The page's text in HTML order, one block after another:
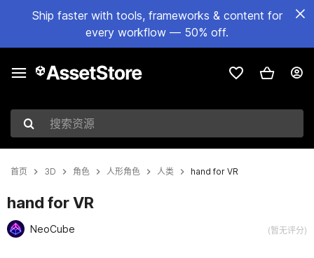
Ship faster with tools, frameworks & content for
every workflow — 50% off.
搜索资源
首页 3D 角色 人形角色 人类 hand for VR
hand for VR
NeoCube (暂无评分)